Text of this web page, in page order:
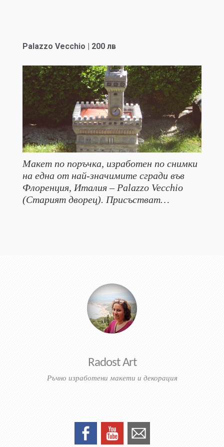
Palazzo Vecchio | 200 лв
Макет по поръчка, изработен по снимки
на една от най-значимите сгради във
Флоренция, Италия – Palazzo Vecchio
(Старият дворец). Присъстват…
Radost Art
Ръчно изработени макети и декорация